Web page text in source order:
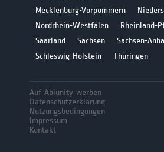
Mecklenburg-Vorpommern
Nordrhein-Westfalen
Rheinland-
Saarland
Sachsen
Sachsen-
Schleswig-Holstein
Thüringen
Auf Abiunity werben
Datenschutzerklärung
Nutzungsbedingungen
Impressum
Kontakt